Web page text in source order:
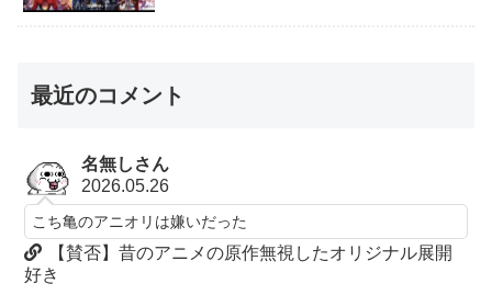
最近のコメント
名無しさん
2026.05.26
こち亀のアニオリは嫌いだった
【賛否】昔のアニメの原作無視したオリジナル展開
好き